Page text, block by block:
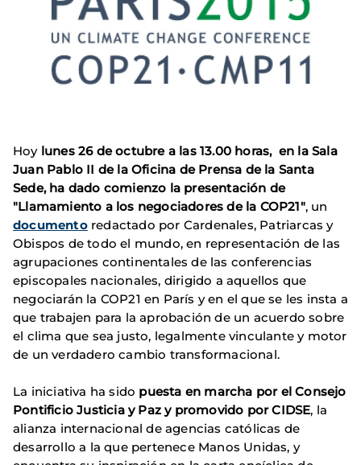
Hoy lunes 26 de octubre a las 13.00 horas, en la Sala
Juan Pablo II de la Oficina de Prensa de la Santa
Sede, ha dado comienzo la presentación de
"Llamamiento a los negociadores de la COP21", un
documentoredactado por Cardenales, Patriarcas y
Obispos de todo el mundo, en representación de las
agrupaciones continentales de las conferencias
episcopales nacionales, dirigido a aquellos que
negociarán la COP21 en París y en el que se les insta a
que trabajen para la aprobación de un acuerdo sobre
el clima que sea justo, legalmente vinculante y motor
de un verdadero cambio transformacional.
La iniciativa ha sido puesta en marcha por el Consejo
Pontificio Justicia y Paz y promovido por CIDSE, la
alianza internacional de agencias católicas de
desarrollo a la que pertenece Manos Unidas, y